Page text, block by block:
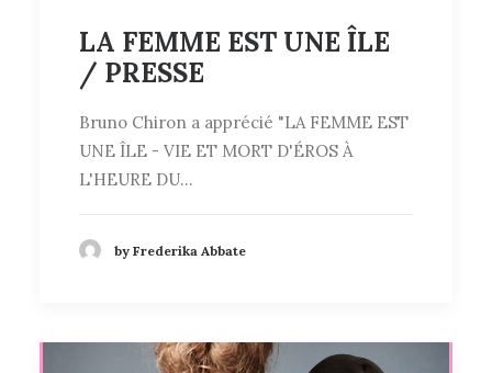
LA FEMME EST UNE ÎLE
/ PRESSE
Bruno Chiron a apprécié "LA FEMME EST
UNE ÎLE - VIE ET MORT D'ÉROS À
L'HEURE DU…
by Frederika Abbate